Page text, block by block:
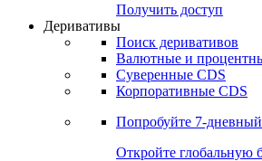
Получить доступ
Деривативы
Поиск деривативов
Валютные и
Суверенные CDS
Корпоративные CDS
Попробуйте 7-дневный
Откройте глобальную